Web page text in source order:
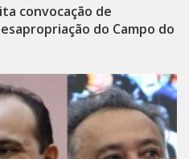
convocação de
do Campo do